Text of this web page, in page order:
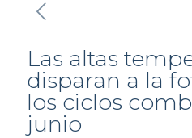
Las altas
disparan a la
los ciclos
junio